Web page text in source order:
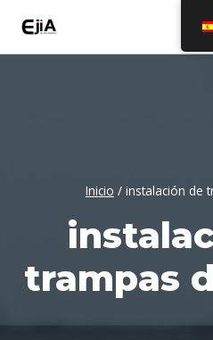
Inicio / instalación de
trampas